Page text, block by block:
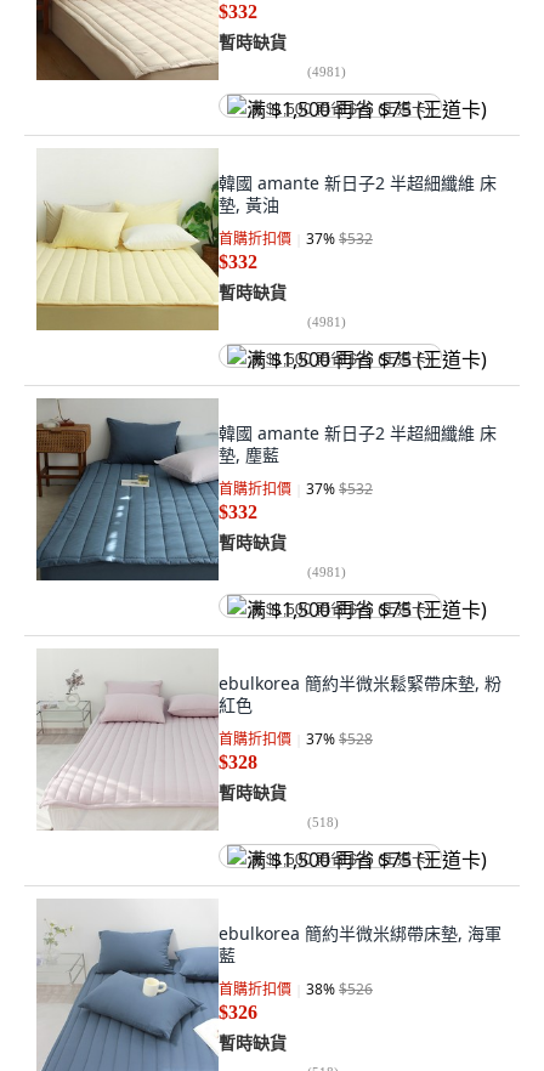
$332
暫時缺貨
(4981)
满 $1,500 再省 $75 (王道卡)
韓國 amante 新日子2 半超細纖維 床
墊, 黃油
首購折扣價 37%$532
$332
暫時缺貨
(4981)
满 $1,500 再省 $75 (王道卡)
韓國 amante 新日子2 半超細纖維 床
墊, 塵藍
首購折扣價 37%$532
$332
暫時缺貨
(4981)
满 $1,500 再省 $75 (王道卡)
ebulkorea 簡約半微米鬆緊帶床墊, 粉
紅色
首購折扣價 37%$528
$328
暫時缺貨
(518)
满 $1,500 再省 $75 (王道卡)
ebulkorea 簡約半微米綁帶床墊, 海軍
藍
首購折扣價 38%$526
$326
暫時缺貨